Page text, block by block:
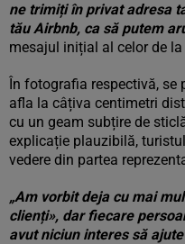
ne trimiți în privat adresa
tău Airbnb, ca să putem
mesajul inițial al celor de
În fotografia respectivă, se
afla la câțiva centimetri
cu un geam subțire de
explicație plauzibilă,
vedere din partea
„Am vorbit deja cu mai
clienți», dar fiecare
avut niciun interes să